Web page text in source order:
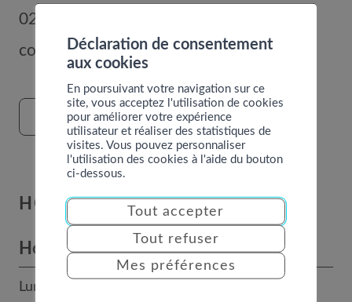
027 289 56 00
commune@nendaz.org
FORMULAIRE DE CONTACT
HORAIRES
Horaires des bureaux
Lundi, mardi, jeudi et vendredi : 8h - 12h
Déclaration de consentement
aux cookies
En poursuivant votre navigation sur ce
site, vous acceptez l'utilisation de cookies
pour améliorer votre expérience
utilisateur et réaliser des statistiques de
visites. Vous pouvez personnaliser
l'utilisation des cookies à l'aide du bouton
ci-dessous.
Tout accepter
Tout refuser
Mes préférences